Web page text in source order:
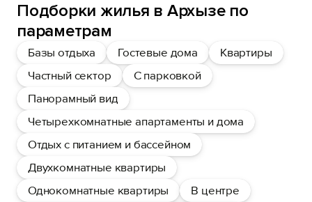
Подборки жилья в Архызе по
параметрам
Базы отдыха Гостевые дома
Квартиры
Частный сектор
С парковкой
Панорамный вид
Четырехкомнатные апартаменты и дома
Отдых с питанием и бассейном
Двухкомнатные квартиры
Однокомнатные квартиры
В центре